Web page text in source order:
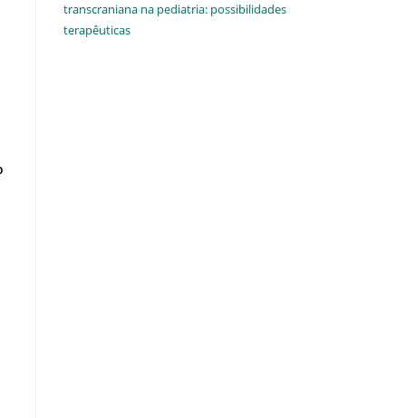
transcraniana na pediatria: possibilidades
terapêuticas